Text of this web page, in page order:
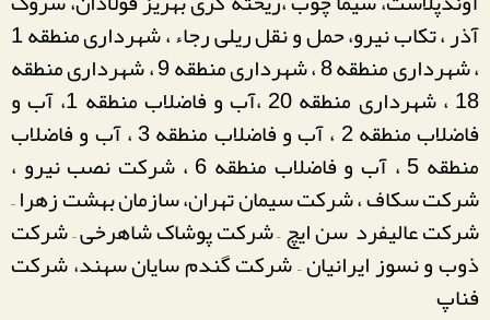
آذر ، تکاب نیرو، حمل و نقل ریلی رجاء ، شهرداری منطقه 1
، شهرداری منطقه 8 ، شهرداری منطقه 9 ، شهرداری منطقه
18 ، شهرداری منطقه 20 ،آب و فاضلاب منطقه 1، آب و
فاضلاب منطقه 2 ، آب و فاضلاب منطقه 3 ، آب و فاضلاب
منطقه 5 ، آب و فاضلاب منطقه 6 ، شرکت نصب نیرو ،
شرکت سکاف ، شرکت سیمان تهران، سازمان بهشت زهرا –
شرکت عالیفرد سن ایچ – شرکت پوشاک شاهرخی – شرکت
ذوب و نسوز ایرانیان – شرکت گندم سایان سهند، شرکت
فناپ